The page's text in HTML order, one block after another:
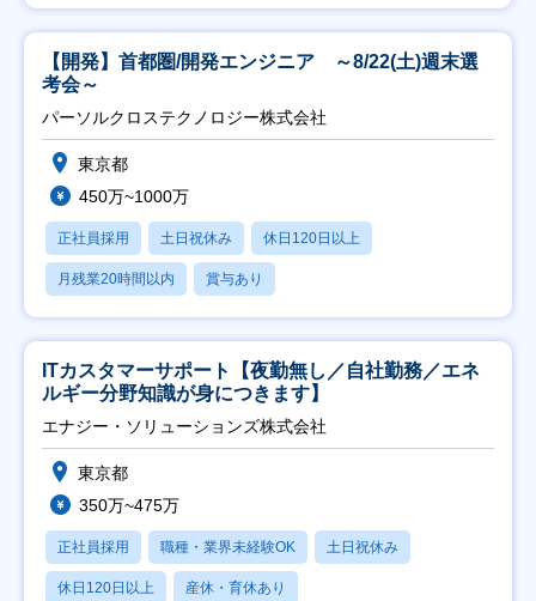
【開発】首都圏/開発エンジニア ～8/22(土)週末選
考会～
パーソルクロステクノロジー株式会社
東京都
450万~1000万
正社員採用 土日祝休み 休日120日以上
月残業20時間以内 賞与あり
ITカスタマーサポート【夜勤無し／自社勤務／エネ
ルギー分野知識が身につきます】
エナジー・ソリューションズ株式会社
東京都
350万~475万
正社員採用 職種・業界未経験OK 土日祝休み
休日120日以上 産休・育休あり